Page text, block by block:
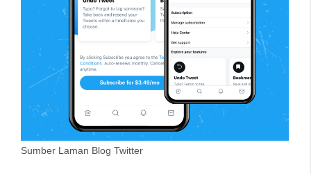
Sumber Laman Blog Twitter